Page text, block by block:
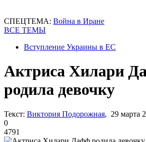
СПЕЦТЕМА: Война в Иране
ВСЕ ТЕМЫ
Вступление Украины в ЕС
Актриса Хилари
родила девочку
Текст: Виктория Подорожная, 29 марта
0
4791